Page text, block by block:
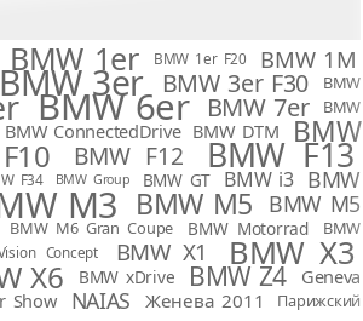
BMW 1er BMW 1er F20 BMW 1M
BMW 3er BMW 3er F30
BMW
BMW 6er BMW 7er
BMW
BMW ConnectedDrive BMW DTM BMW
BMW F12 BMW F13
F34 BMW Group BMW GT BMW i3 BMW
M3 BMW M5
BMW M5
BMW M6 Gran Coupe BMW Motorrad
BMW
Concept BMW X1 BMW X3
X6 BMW xDrive BMW Z4
Geneva
Show
NAIAS Женева 2011
Парижский